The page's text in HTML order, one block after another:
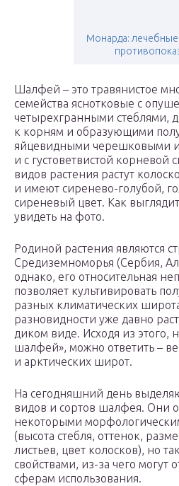
Монарда: лечебные
Шалфей – это травянистое
семейства яснотковые с
четырехгранными
к корням и образующими
яйцевидными черешковыми
и с густоветвистой корневой
видов растения растут
и имеют сиренево-голубой,
сиреневый цвет. Как
увидеть на фото.
Родиной растения являются
Средиземноморья (Сербия,
однако, его относительная
позволяет культивировать
разных климатических
разновидности уже давно
диком виде. Исходя из этого,
шалфей», можно ответить –
и арктических широт.
На сегодняшний день
видов и сортов шалфея. Они
некоторыми
(высота стебля, оттенок,
листьев, цвет колосков), но
свойствами, из-за чего могут
сферам использования.